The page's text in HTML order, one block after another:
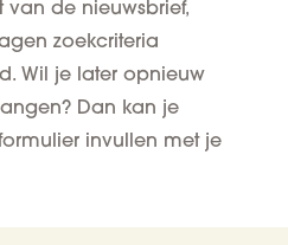
van de nieuwsbrief,
zoekcriteria
Wil je later opnieuw
Dan kan je
invullen met je